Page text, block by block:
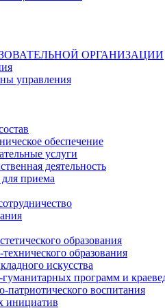
ОРГАНИЗАЦИИ
управления
обеспечение
услуги
деятельность
приема
образования
образования
искусства
программ и
патриотического воспитания
инициатив